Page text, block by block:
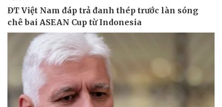
Bất động sản
Khởi nghiệp
Giá vàng
Tiêu dùng